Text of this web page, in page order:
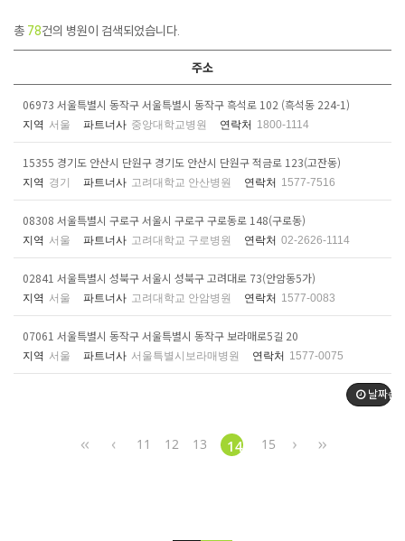
총 78건의 병원이 검색되었습니다.
주소
06973 서울특별시 동작구 서울특별시 동작구 흑석로 102 (흑석동 224-1)
지역 서울 파트너사 중앙대학교병원 연락처 1800-1114
15355 경기도 안산시 단원구 경기도 안산시 단원구 적금로 123(고잔동)
지역 경기 파트너사 고려대학교 안산병원 연락처 1577-7516
08308 서울특별시 구로구 서울시 구로구 구로동로 148(구로동)
지역 서울 파트너사 고려대학교 구로병원 연락처 02-2626-1114
02841 서울특별시 성북구 서울시 성북구 고려대로 73(안암동5가)
지역 서울 파트너사 고려대학교 안암병원 연락처 1577-0083
07061 서울특별시 동작구 서울특별시 동작구 보라매로5길 20
지역 서울 파트너사 서울특별시보라매병원 연락처 1577-0075
날짜순
11 12 13 14 15